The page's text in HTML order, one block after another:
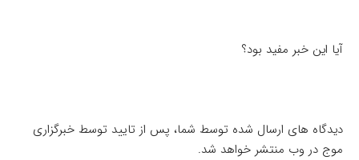
آیا این خبر مفید بود؟
دیدگاه های ارسال شده توسط شما، پس از تایید توسط خبرگزاری
موج در وب منتشر خواهد شد.